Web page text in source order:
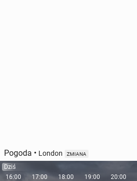
Pogoda • London ZMIANA
Dziś
16:00
17:00 18:00 19:00 20:00